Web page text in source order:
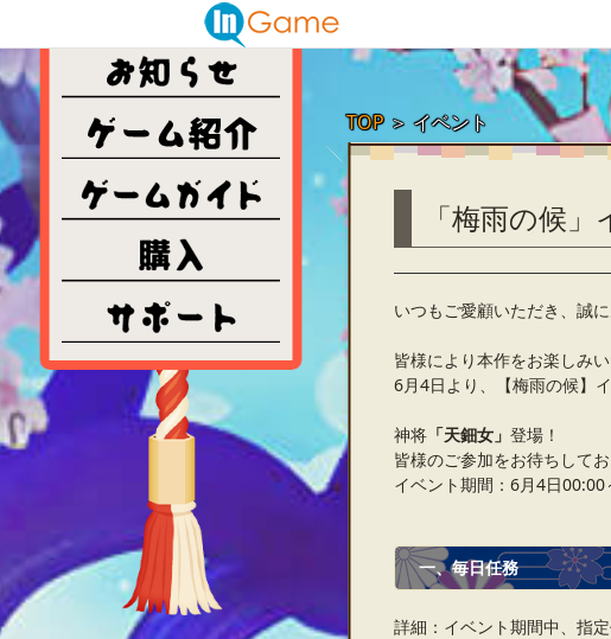
TOP＞ イベント
「梅雨の候
いつもご愛顧いただき、誠
皆様により本作をお楽しみい
6月4日より、【梅雨の候】
神将 「天鈿女」 登場！
皆様のご参加をお待ちしてお
イベント期間：6月4日
一、毎日任務
詳細：イベント期間中、指